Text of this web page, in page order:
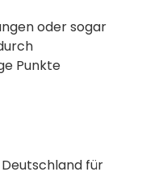
oder sogar
Punkte
für